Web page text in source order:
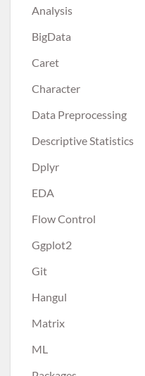
Analysis
BigData
Caret
Character
Data Preprocessing
Descriptive Statistics
Dplyr
EDA
Flow Control
Ggplot2
Git
Hangul
Matrix
ML